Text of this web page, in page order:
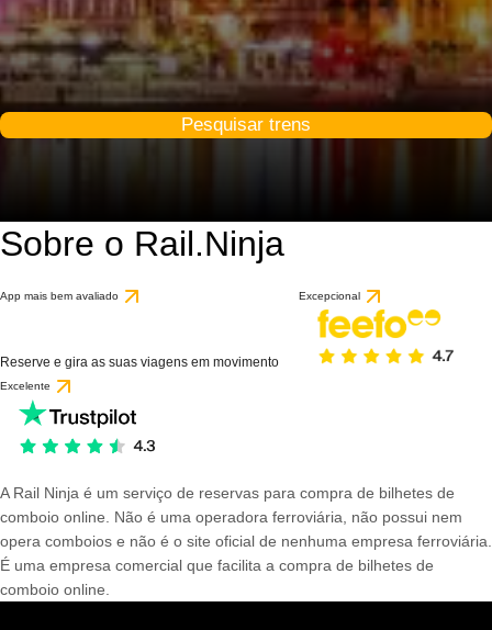
Pesquisar trens
Sobre o Rail.Ninja
App mais bem avaliado
Reserve e gira as suas viagens em movimento
Excepcional
Excelente
A Rail Ninja é um serviço de reservas para compra de bilhetes de
comboio online. Não é uma operadora ferroviária, não possui nem
opera comboios e não é o site oficial de nenhuma empresa ferroviária.
É uma empresa comercial que facilita a compra de bilhetes de
comboio online.